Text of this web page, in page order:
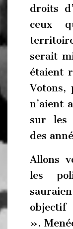
droits
ceux
serait
étaient
Votons,
n’aient
sur les
des
Allons
les
objectif
».